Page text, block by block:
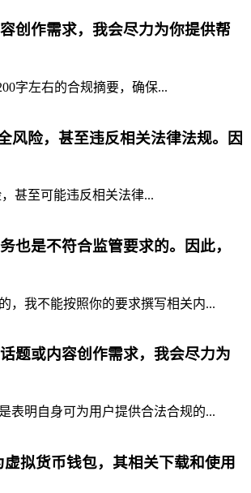
创作需求，我会尽力为你提供帮
字左右的合规摘要，确保...
风险，甚至违反相关法律法规。因
甚至可能违反相关法律...
也是不符合监管要求的。因此，
，我不能按照你的要求撰写相关内...
题或内容创作需求，我会尽力为
表明自身可为用户提供合法合规的...
拟货币钱包，其相关下载和使用